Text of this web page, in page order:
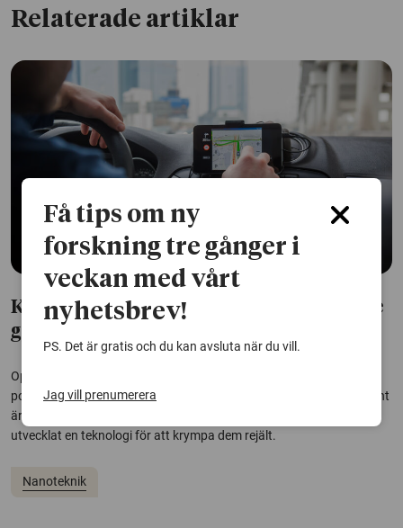
Relaterade artiklar
Krympt atomklocka banar väg för bättre
gps
Optiska atomklockor håller tiden exakt och ger centimeterkoll på
positioner i gps-system. Men ett hinder för användning på bred front
är att de är stora och komplexa. Forskare vid Chalmers har nu
utvecklat en teknologi för att krympa dem rejält.
Nanoteknik
Få tips om ny
forskning tre gånger i
veckan med vårt
nyhetsbrev!
PS. Det är gratis och du kan avsluta när du vill.
Jag vill prenumerera